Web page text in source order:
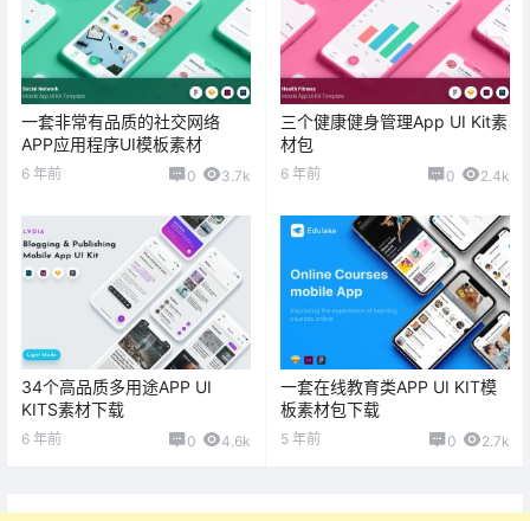
一套非常有品质的社交网络
APP应用程序UI模板素材
6 年前 0 3.7k
三个健康健身管理App UI Kit素
材包
6 年前 0 2.4k
34个高品质多用途APP UI
KITS素材下载
6 年前 0 4.6k
一套在线教育类APP UI KIT模
板素材包下载
5 年前 0 2.7k